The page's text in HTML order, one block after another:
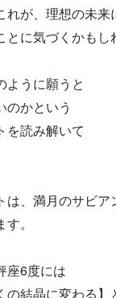
れが、理想の未来
に気づくかもし
ように願うと
のかという
を読み解いて
は、満月のサビア
。
座6度には
の結晶に変わる】